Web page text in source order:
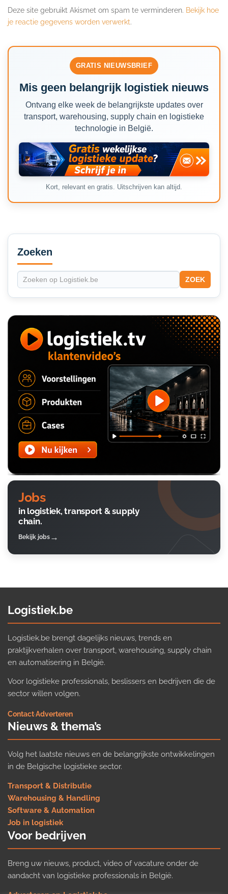
Deze site gebruikt Akismet om spam te verminderen. Bekijk hoe
je reactie gegevens worden verwerkt.
GRATIS NIEUWSBRIEF
Mis geen belangrijk logistiek nieuws
Ontvang elke week de belangrijkste updates over
transport, warehousing, supply chain en logistieke
technologie in België.
Kort, relevant en gratis. Uitschrijven kan altijd.
Secondary
Sidebar
Zoeken
ZOEK
Jobs
in logistiek, transport & supply
chain.
Bekijk jobs
Logistiek.be
Logistiek.be brengt dagelijks nieuws, trends en
praktijkverhalen over transport, warehousing, supply chain
en automatisering in België.
Voor logistieke professionals, beslissers en bedrijven die de
sector willen volgen.
Contact·Adverteren
Nieuws & thema’s
Volg het laatste nieuws en de belangrijkste ontwikkelingen
in de Belgische logistieke sector.
Transport & Distributie
Warehousing & Handling
Software & Automation
Job in logistiek
Voor bedrijven
Breng uw nieuws, product, video of vacature onder de
aandacht van logistieke professionals in België.